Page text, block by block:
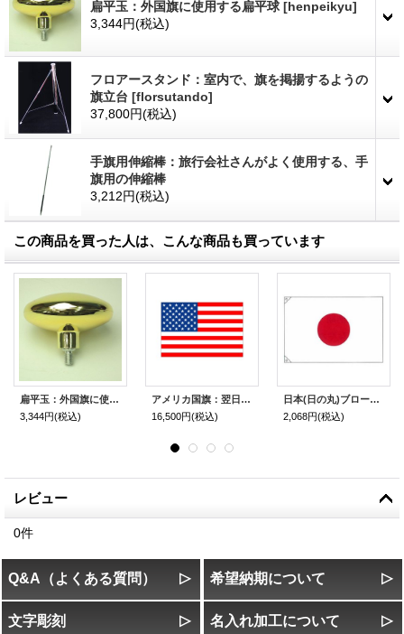
扁平玉：外国旗に使用する扁平球 [henpeikyu]
3,344円(税込)
フロアースタンド：室内で、旗を掲揚するようの
旗立台 [florsutando]
37,800円(税込)
手旗用伸縮棒：旅行会社さんがよく使用する、手
旗用の伸縮棒
3,212円(税込)
この商品を買った人は、こんな商品も買っています
扁平玉：外国旗に使用する扁平球
3,344円(税込)
アメリカ国旗：翌日発送可、世界の国旗掲揚、壁掛け、タペストリーに外国旗販売
16,500円(税込)
日本(日の丸)ブロード地：翌日発送可、世界の国旗掲揚、壁掛け、タペストリーに外国旗販売
2,068円(税込)
レビュー
0件
Q&A（よくある質問） 希望納期について
文字彫刻 名入れ加工について